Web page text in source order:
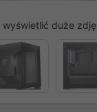
wyświetlić duże